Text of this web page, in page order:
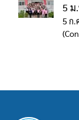
5 ม
5 ก.